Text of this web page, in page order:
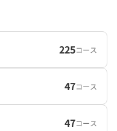
225コース
47コース
47コース